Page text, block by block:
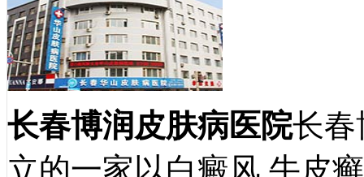
长春博润皮肤病医院长春
立的一家以白癜风,牛皮